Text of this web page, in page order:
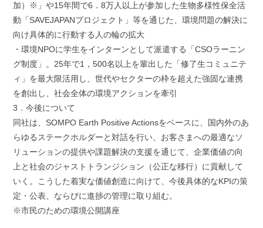
加）※」や15年間で6．8万人以上が参加した生物多様性保全活
動「SAVEJAPANプロジェクト」等を通じた、環境問題の解決に
向け具体的に行動する人の輪の拡大
・環境NPOに学生をインターンとして派遣する「CSOラーニン
グ制度」。25年で1，500名以上を輩出した「修了生コミュニテ
ィ」を最大限活用し、世代やセクターの枠を超えた強固な連携
を創出し、社会全体の環境アクションを牽引
3．今後について
同社は、SOMPO Earth Positive Actionsをベースに、国内外のあ
らゆるステークホルダーと対話を行い、お客さまへの最適なソ
リューションの提供や課題解決の支援を通じて、企業価値の向
上と社会のジャストトランジション（公正な移行）に貢献して
いく。こうした着実な価値創造に向けて、今後具体的なKPIの策
定・公表、ならびに進捗の管理に取り組む。
※市民のための環境公開講座